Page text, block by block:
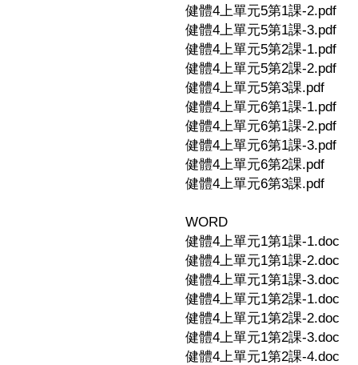
健體4上單元5第1課-2.pdf
健體4上單元5第1課-3.pdf
健體4上單元5第2課-1.pdf
健體4上單元5第2課-2.pdf
健體4上單元5第3課.pdf
健體4上單元6第1課-1.pdf
健體4上單元6第1課-2.pdf
健體4上單元6第1課-3.pdf
健體4上單元6第2課.pdf
健體4上單元6第3課.pdf
WORD
健體4上單元1第1課-1.doc
健體4上單元1第1課-2.doc
健體4上單元1第1課-3.doc
健體4上單元1第2課-1.doc
健體4上單元1第2課-2.doc
健體4上單元1第2課-3.doc
健體4上單元1第2課-4.doc